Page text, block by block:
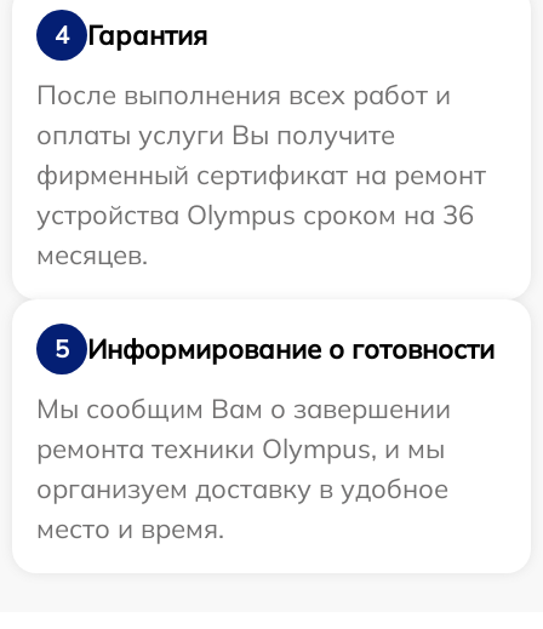
4
Гарантия
После выполнения всех работ и
оплаты услуги Вы получите
фирменный сертификат на ремонт
устройства Olympus сроком на 36
месяцев.
5
Информирование о готовности
Мы сообщим Вам о завершении
ремонта техники Olympus, и мы
организуем доставку в удобное
место и время.